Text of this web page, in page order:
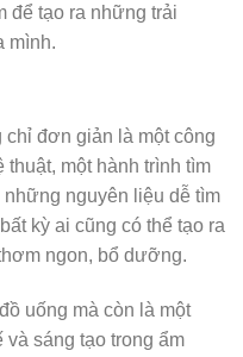
để tạo ra những trải
mình.
đơn giản là một công
thuật, một hành trình tìm
nguyên liệu dễ tìm
kỳ ai cũng có thể tạo ra
ngon, bổ dưỡng.
uống mà còn là một
và sáng tạo trong ẩm